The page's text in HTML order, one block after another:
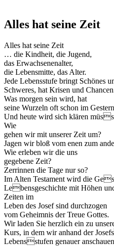
Alles hat seine Zeit
Alles hat seine Zeit
… die Kindheit, die Jugend,
das Erwachsenenalter,
die Lebensmitte, das Alter.
Jede Lebensstufe bringt Schönes
Schweres, hat Krisen und
Was morgen sein wird, hat
seine Wurzeln oft schon im
Und heute wird sich klären
Wie
gehen wir mit unserer Zeit um?
Jagen wir bloß vom enen zum
Wie erleben wir die uns
gegebene Zeit?
Zerrinnen die Tage nur so?
Im Alten Testament wird die
Lebensgeschichte mit Höhen
Zeiten im
Leben des Josef sind durchzogen
vom Geheimnis der Treue Gottes.
Wir laden Sie herzlich ein zu
Kurs, in dem wir anhand der
Lebensstufen genauer